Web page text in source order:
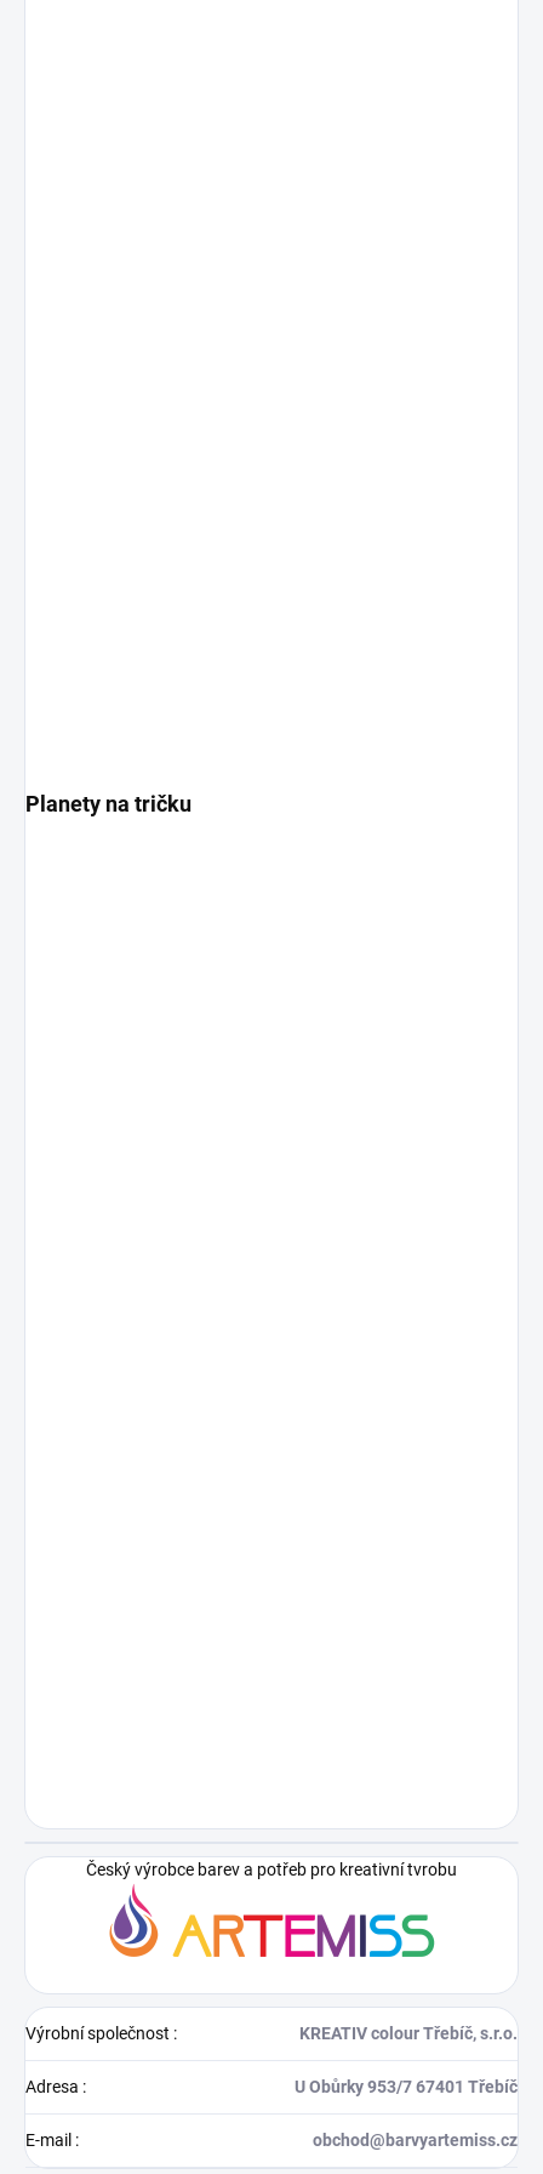
Planety na tričku
Český výrobce barev a potřeb pro kreativní tvrobu
Výrobní společnost : KREATIV colour Třebíč, s.r.o.
Adresa : U Obůrky 953/7 67401 Třebíč
E-mail : obchod@barvyartemiss.cz